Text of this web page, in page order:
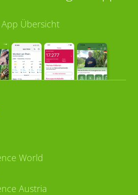
App Übersicht
World
Austria